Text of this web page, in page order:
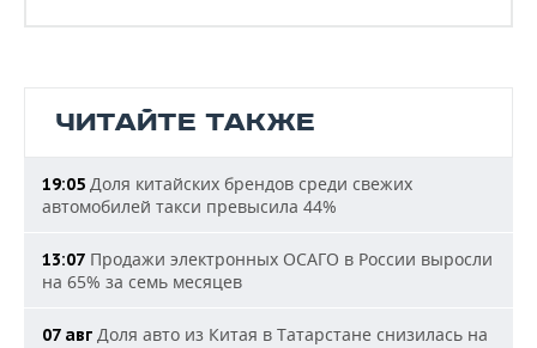
ЧИТАЙТЕ ТАКЖЕ
19:05 Доля китайских брендов среди свежих
автомобилей такси превысила 44%
13:07 Продажи электронных ОСАГО в России выросли
на 65% за семь месяцев
07 авг Доля авто из Китая в Татарстане снизилась на